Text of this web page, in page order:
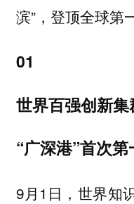
滨”，登顶全球第
01
世界百强创新集
“广深港”首次第
9月1日，世界知